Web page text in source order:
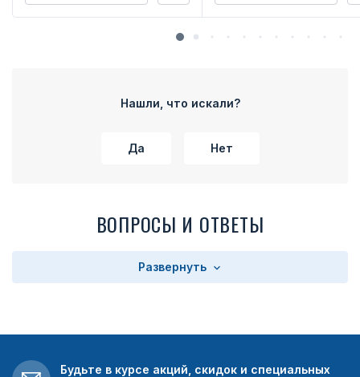
Нашли, что искали?
Да Нет
ВОПРОСЫ И ОТВЕТЫ
Развернуть
Будьте в курсе акций, скидок и специальных